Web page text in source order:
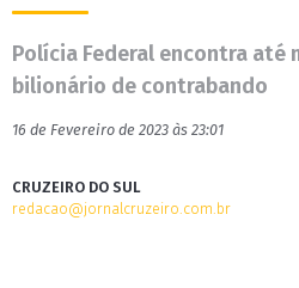
Polícia Federal encontra até
bilionário de contrabando
16 de Fevereiro de 2023 às 23:01
CRUZEIRO DO SUL
redacao@jornalcruzeiro.com.br